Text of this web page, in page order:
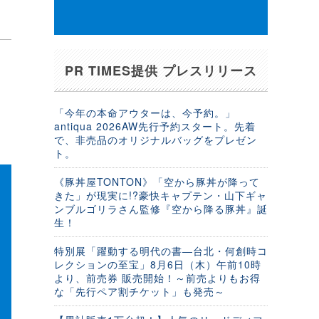
PR TIMES提供 プレスリリース
「今年の本命アウターは、今予約。」
antiqua 2026AW先行予約スタート。先着
で、非売品のオリジナルバッグをプレゼン
ト。
《豚丼屋TONTON》「空から豚丼が降って
きた」が現実に!?豪快キャプテン・山下ギャ
ンブルゴリラさん監修『空から降る豚丼』誕
生！
特別展「躍動する明代の書―台北・何創時コ
レクションの至宝」8月6日（木）午前10時
より、前売券 販売開始！～前売よりもお得
な「先行ペア割チケット」も発売～